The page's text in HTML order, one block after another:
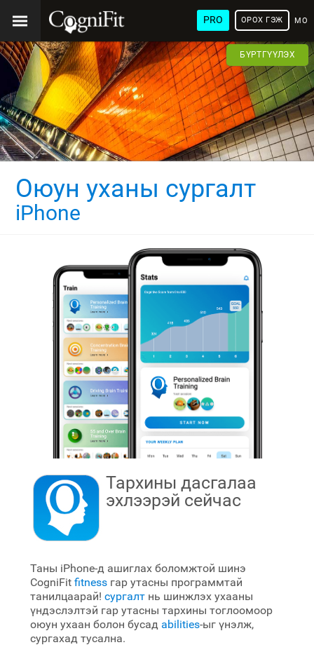
PRO ОРОХ ГЭЖ
БҮРТГҮҮЛЭХ
Оюун уханы сургалт
iPhone
Тархины дасгалаа
эхлээрэй сейчас
Таны iPhone-д ашиглах боломжтой шинэ
CogniFit fitnessгар утасны программтай
танилцаарай! сургалтнь шинжлэх ухааны
үндэслэлтэй гар утасны тархины тоглоомоор
оюун ухаан болон бусад abilities-ыг үнэлж,
сургахад тусална.